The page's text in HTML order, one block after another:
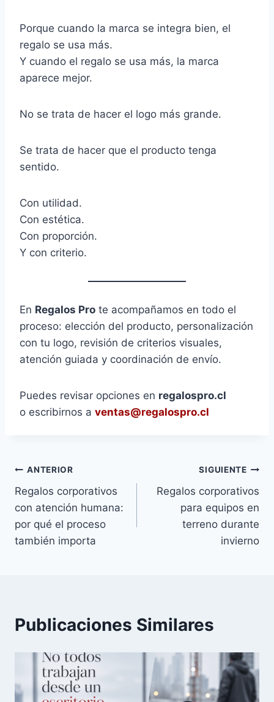
Porque cuando la marca se integra bien, el
regalo se usa más.
Y cuando el regalo se usa más, la marca
aparece mejor.
No se trata de hacer el logo más grande.
Se trata de hacer que el producto tenga
sentido.
Con utilidad.
Con estética.
Con proporción.
Y con criterio.
En Regalos Pro te acompañamos en todo el
proceso: elección del producto, personalización
con tu logo, revisión de criterios visuales,
atención guiada y coordinación de envío.
Puedes revisar opciones en regalospro.cl
o escribirnos a ventas@regalospro.cl
ANTERIOR
Regalos corporativos
con atención humana:
por qué el proceso
también importa
SIGUIENTE
Regalos corporativos
para equipos en
terreno durante
invierno
Publicaciones Similares